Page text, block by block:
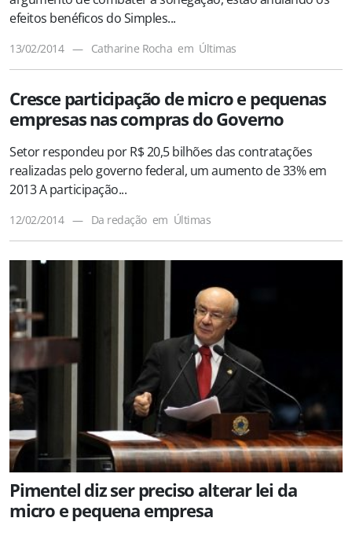
efeitos benéficos do Simples...
13/02/2014 — Catharine Rocha em Últimas
Cresce participação de micro e pequenas
empresas nas compras do Governo
Setor respondeu por R$ 20,5 bilhões das contratações
realizadas pelo governo federal, um aumento de 33% em
2013 A participação...
12/02/2014 — Da redação em Últimas
Pimentel diz ser preciso alterar lei da
micro e pequena empresa